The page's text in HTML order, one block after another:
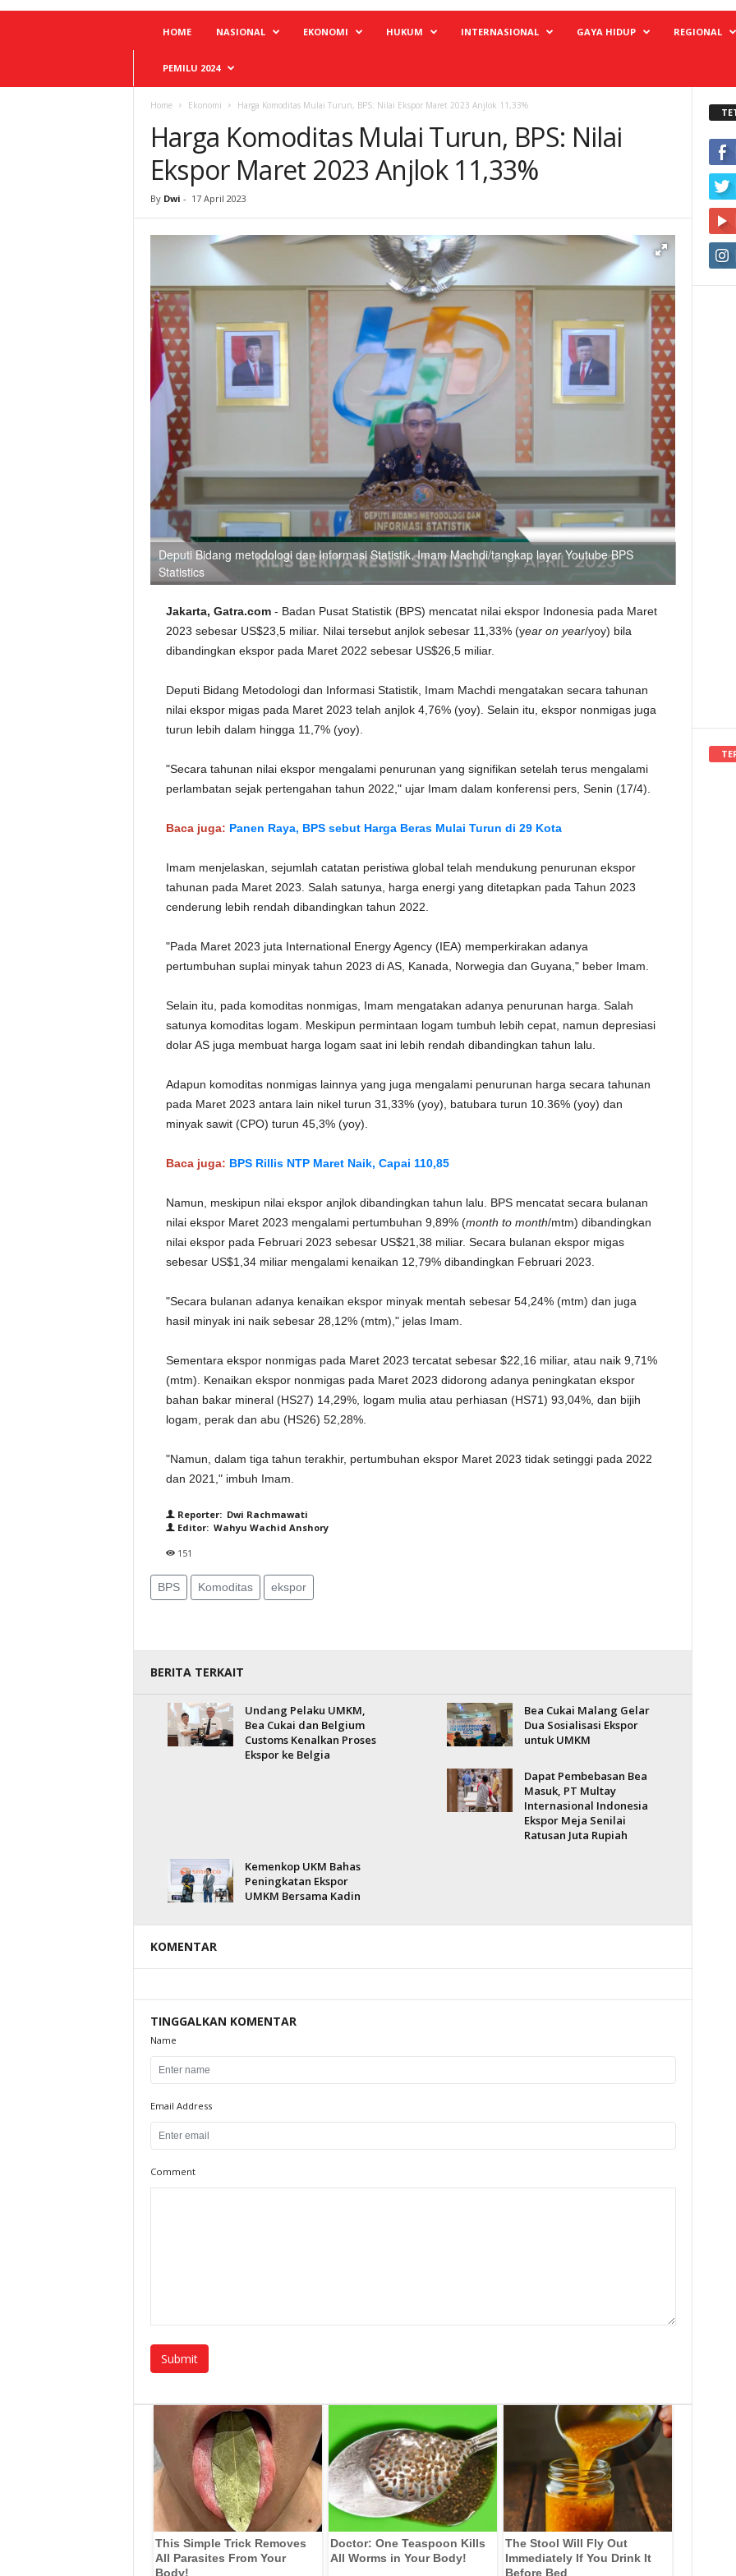
HOME NASIONAL EKONOMI HUKUM INTERNASIONAL GAYA HIDUP REGIONAL
PEMILU 2024
Home Ekonomi Harga Komoditas Mulai Turun, BPS: Nilai Ekspor Maret 2023 Anjlok 11,33%
Harga Komoditas Mulai Turun, BPS: Nilai
Ekspor Maret 2023 Anjlok 11,33%
By Dwi - 17 April 2023
Deputi Bidang metodologi dan Informasi Statistik, Imam Machdi/tangkap layar Youtube BPS
Statistics
Jakarta, Gatra.com - Badan Pusat Statistik (BPS) mencatat nilai ekspor Indonesia pada Maret
2023 sebesar US$23,5 miliar. Nilai tersebut anjlok sebesar 11,33% (year on year/yoy) bila
dibandingkan ekspor pada Maret 2022 sebesar US$26,5 miliar.
Deputi Bidang Metodologi dan Informasi Statistik, Imam Machdi mengatakan secara tahunan
nilai ekspor migas pada Maret 2023 telah anjlok 4,76% (yoy). Selain itu, ekspor nonmigas juga
turun lebih dalam hingga 11,7% (yoy).
"Secara tahunan nilai ekspor mengalami penurunan yang signifikan setelah terus mengalami
perlambatan sejak pertengahan tahun 2022," ujar Imam dalam konferensi pers, Senin (17/4).
Baca juga: Panen Raya, BPS sebut Harga Beras Mulai Turun di 29 Kota
Imam menjelaskan, sejumlah catatan peristiwa global telah mendukung penurunan ekspor
tahunan pada Maret 2023. Salah satunya, harga energi yang ditetapkan pada Tahun 2023
cenderung lebih rendah dibandingkan tahun 2022.
"Pada Maret 2023 juta International Energy Agency (IEA) memperkirakan adanya
pertumbuhan suplai minyak tahun 2023 di AS, Kanada, Norwegia dan Guyana," beber Imam.
Selain itu, pada komoditas nonmigas, Imam mengatakan adanya penurunan harga. Salah
satunya komoditas logam. Meskipun permintaan logam tumbuh lebih cepat, namun depresiasi
dolar AS juga membuat harga logam saat ini lebih rendah dibandingkan tahun lalu.
Adapun komoditas nonmigas lainnya yang juga mengalami penurunan harga secara tahunan
pada Maret 2023 antara lain nikel turun 31,33% (yoy), batubara turun 10.36% (yoy) dan
minyak sawit (CPO) turun 45,3% (yoy).
Baca juga: BPS Rillis NTP Maret Naik, Capai 110,85
Namun, meskipun nilai ekspor anjlok dibandingkan tahun lalu. BPS mencatat secara bulanan
nilai ekspor Maret 2023 mengalami pertumbuhan 9,89% (month to month/mtm) dibandingkan
nilai ekspor pada Februari 2023 sebesar US$21,38 miliar. Secara bulanan ekspor migas
sebesar US$1,34 miliar mengalami kenaikan 12,79% dibandingkan Februari 2023.
"Secara bulanan adanya kenaikan ekspor minyak mentah sebesar 54,24% (mtm) dan juga
hasil minyak ini naik sebesar 28,12% (mtm)," jelas Imam.
Sementara ekspor nonmigas pada Maret 2023 tercatat sebesar $22,16 miliar, atau naik 9,71%
(mtm). Kenaikan ekspor nonmigas pada Maret 2023 didorong adanya peningkatan ekspor
bahan bakar mineral (HS27) 14,29%, logam mulia atau perhiasan (HS71) 93,04%, dan bijih
logam, perak dan abu (HS26) 52,28%.
"Namun, dalam tiga tahun terakhir, pertumbuhan ekspor Maret 2023 tidak setinggi pada 2022
dan 2021," imbuh Imam.
Reporter: Dwi Rachmawati
Editor: Wahyu Wachid Anshory
151
BPS Komoditas ekspor
BERITA TERKAIT
Undang Pelaku UMKM,
Bea Cukai dan Belgium
Customs Kenalkan Proses
Ekspor ke Belgia
Bea Cukai Malang Gelar
Dua Sosialisasi Ekspor
untuk UMKM
Dapat Pembebasan Bea
Masuk, PT Multay
Internasional Indonesia
Ekspor Meja Senilai
Ratusan Juta Rupiah
Kemenkop UKM Bahas
Peningkatan Ekspor
UMKM Bersama Kadin
KOMENTAR
TINGGALKAN KOMENTAR
Name
Email Address
Comment
This Simple Trick Removes
All Parasites From Your
Body!
Doctor: One Teaspoon Kills
All Worms in Your Body!
The Stool Will Fly Out
Immediately If You Drink It
Before Bed